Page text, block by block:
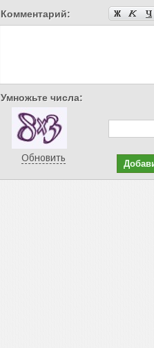
Комментарий:
Умножьте числа:
Обновить